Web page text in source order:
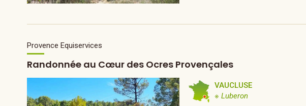
Provence Equiservices
Randonnée au Cœur des Ocres Provençales
VAUCLUSE
※ Luberon